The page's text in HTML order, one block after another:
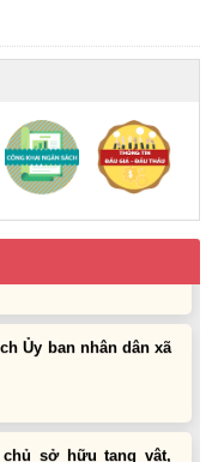
vật, phương tiện vi
trực HĐND xã tháng
xã Krông Bông trong
Ủy ban nhân dân xã